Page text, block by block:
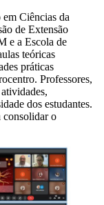
Ciências da
de Extensão
e a Escola de
teóricas
práticas
Professores,
dos estudantes.
consolidar o